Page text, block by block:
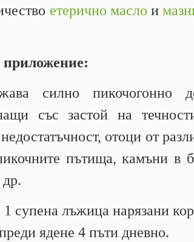
етерично масло и
приложение:
силно пикочогонно
със застой на
отоци от
пътища, камъни в
1 супена лъжица нарязани
ядене 4 пъти дневно.